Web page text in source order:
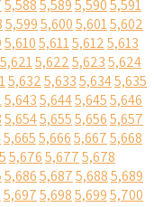
5,5885,5895,5905,591
5,5995,6005,6015,602
5,6105,6115,6125,613
5,6215,6225,6235,624
5,6325,6335,6345,635
5,6435,6445,6455,646
5,6545,6555,6565,657
5,6655,6665,6675,668
5,6765,6775,678
5,6865,6875,6885,689
5,6975,6985,6995,700